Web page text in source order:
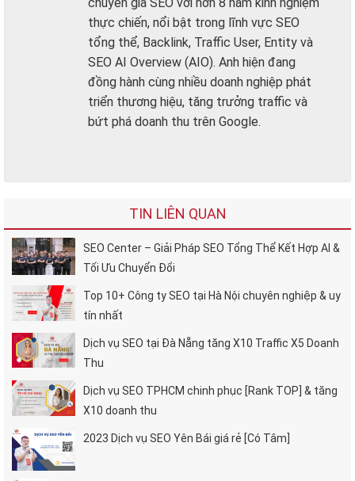
thực chiến, nổi bật trong lĩnh vực SEO
tổng thể, Backlink, Traffic User, Entity và
SEO AI Overview (AIO). Anh hiện đang
đồng hành cùng nhiều doanh nghiệp phát
triển thương hiệu, tăng trưởng traffic và
bứt phá doanh thu trên Google.
TIN LIÊN QUAN
SEO Center – Giải Pháp SEO Tổng Thể Kết Hợp AI &
Tối Ưu Chuyển Đổi
Top 10+ Công ty SEO tại Hà Nội chuyên nghiệp & uy
tín nhất
Dịch vụ SEO tại Đà Nẵng tăng X10 Traffic X5 Doanh
Thu
Dịch vụ SEO TPHCM chinh phục [Rank TOP] & tăng
X10 doanh thu
2023 Dịch vụ SEO Yên Bái giá rẻ [Có Tâm]